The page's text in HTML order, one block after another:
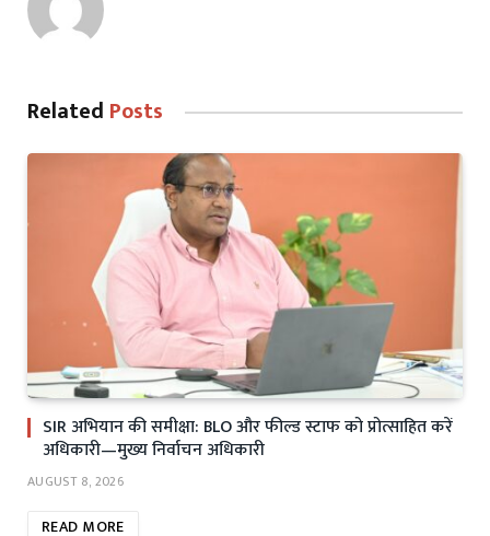
Related Posts
SIR अभियान की समीक्षा: BLO और फील्ड स्टाफ को प्रोत्साहित करें
अधिकारी—मुख्य निर्वाचन अधिकारी
AUGUST 8, 2026
READ MORE